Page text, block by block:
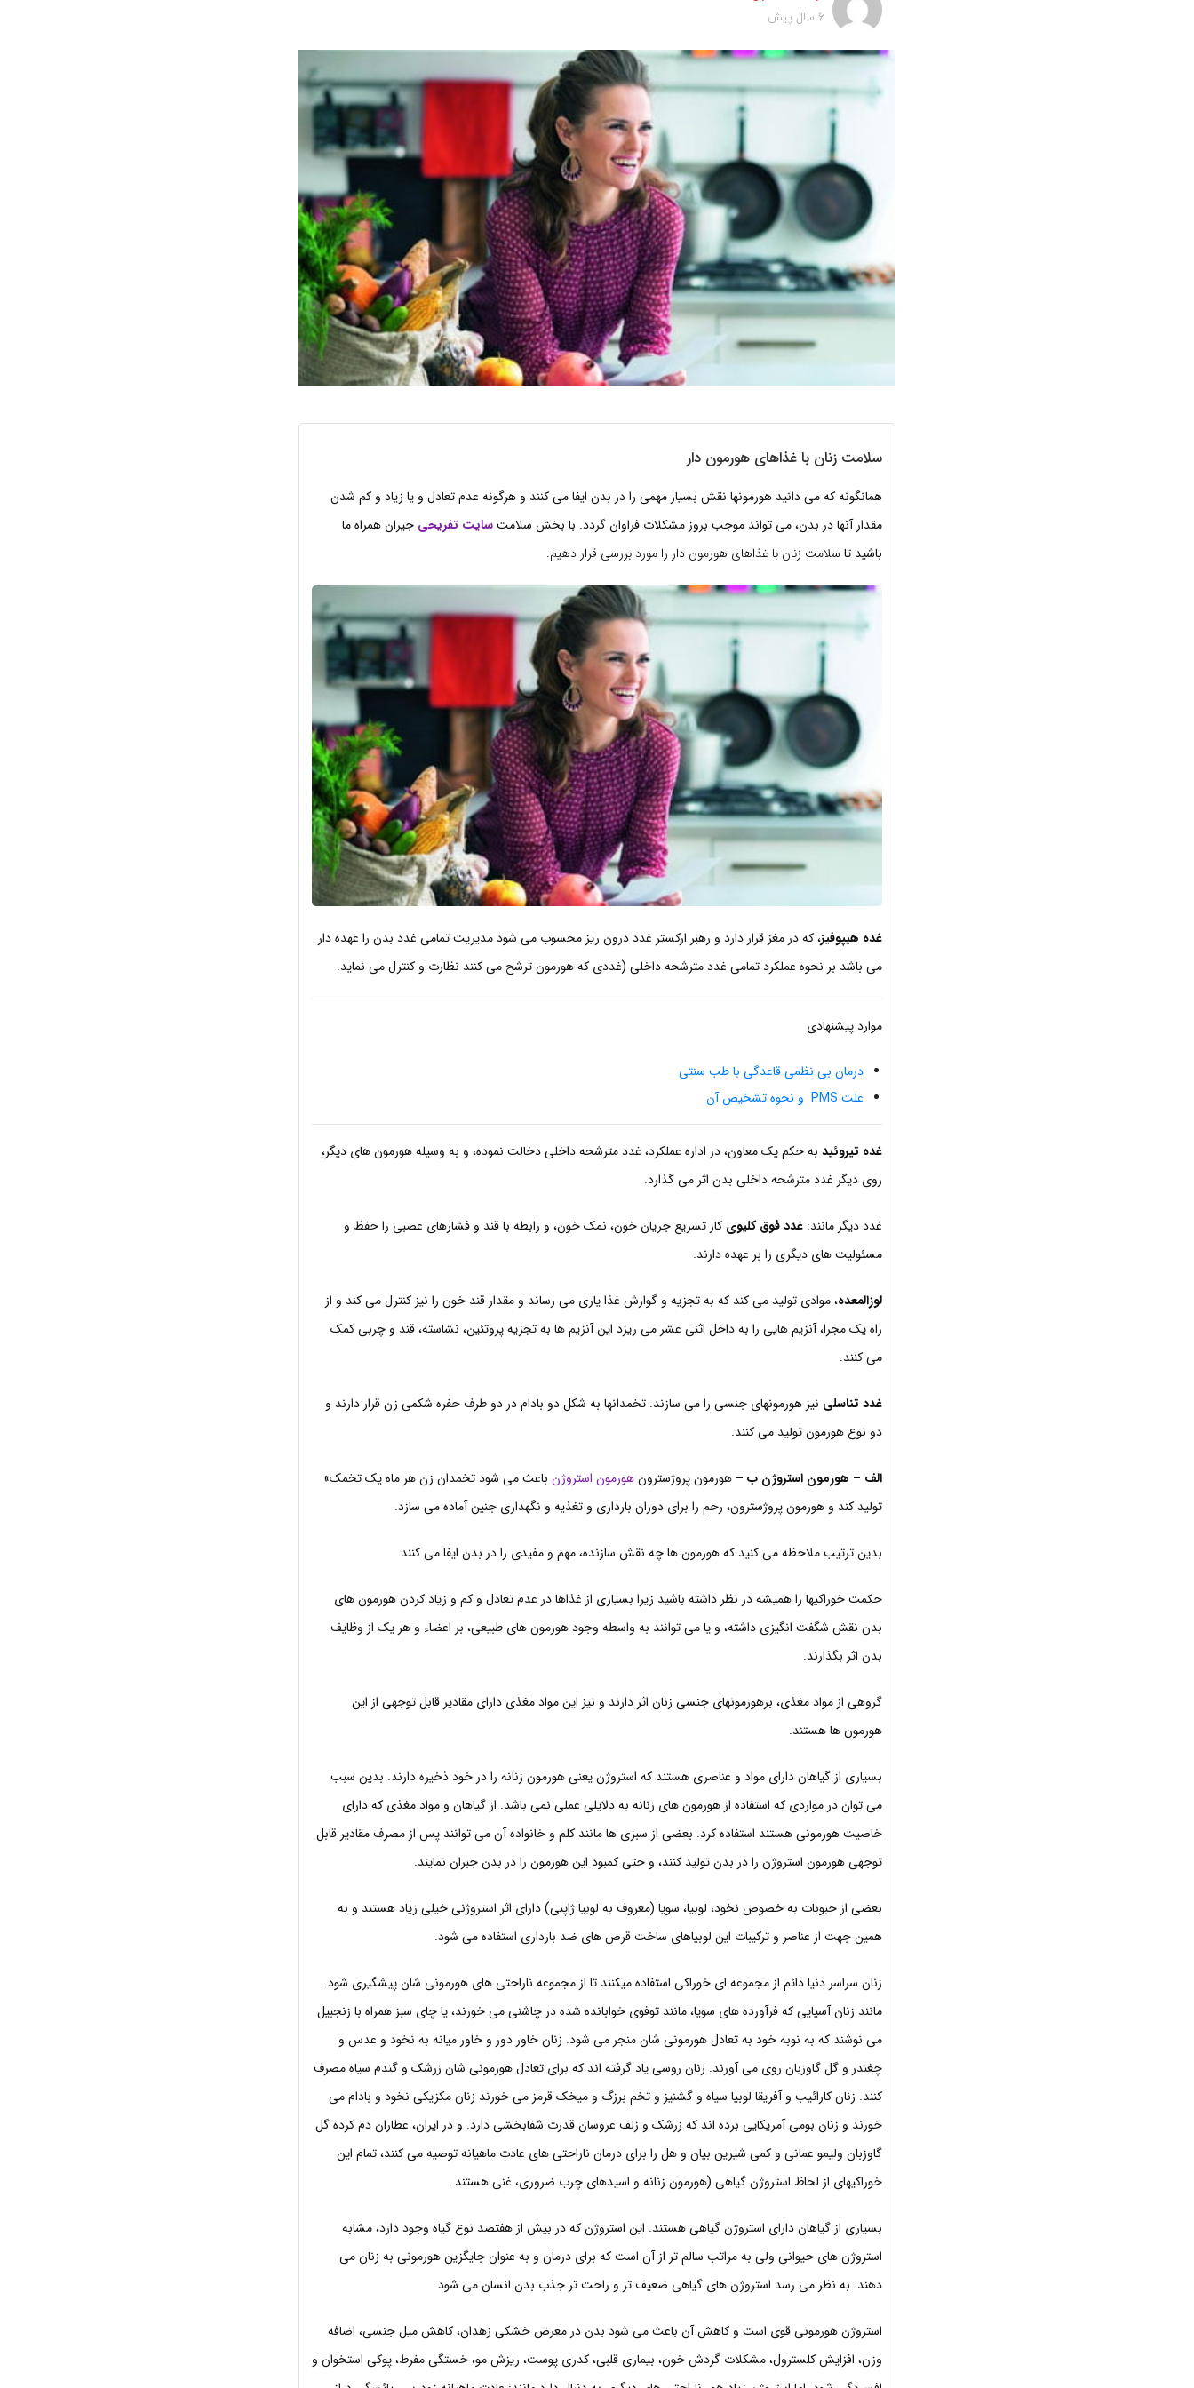
6 سال پیش
سلامت زنان با غذاهای هورمون دار
همانگونه که می دانید هورمونها نقش بسیار مهمی را در بدن ایفا می کنند و هرگونه عدم تعادل و یا زیاد و کم شدن
مقدار آنها در بدن، می تواند موجب بروز مشکلات فراوان گردد. با بخش سلامتسایت تفریحی جیران همراه ما
باشید تا سلامت زنان با غذاهای هورمون دار را مورد بررسی قرار دهیم.
غده هیپوفیز، که در مغز قرار دارد و رهبر ارکستر غدد درون ریز محسوب می شود مدیریت تمامی غدد بدن را عهده دار
می باشد بر نحوه عملکرد تمامی غدد مترشحه داخلی (غددی که هورمون ترشح می کنند نظارت و کنترل می نماید.
موارد پیشنهادی
درمان بی نظمی قاعدگی با طب سنتی
علت PMS و نحوه تشخیص آن
غده تیروئید به حکم یک معاون، در اداره عملکرد، غدد مترشحه داخلی دخالت نموده، و به وسیله هورمون های دیگر،
روی دیگر غدد مترشحه داخلی بدن اثر می گذارد.
غدد دیگر مانند: غدد فوق کلیوی کار تسریع جریان خون، نمک خون، و رابطه با قند و فشارهای عصبی را حفظ و
مسئولیت های دیگری را بر عهده دارند.
لوزالمعده، موادی تولید می کند که به تجزیه و گوارش غذا یاری می رساند و مقدار قند خون را نیز کنترل می کند و از
راه یک مجرا، آنزیم هایی را به داخل اثنی عشر می ریزد این آنزیم ها به تجزیه پروتئین، نشاسته، قند و چربی کمک
می کنند.
غدد تناسلی نیز هورمونهای جنسی را می سازند. تخمدانها به شکل دو بادام در دو طرف حفره شکمی زن قرار دارند و
دو نوع هورمون تولید می کنند.
الف – هورمون استروژن ب – هورمون پروژسترونهورمون استروژن باعث می شود تخمدان زن هر ماه یک تخمک»
تولید کند و هورمون پروژسترون، رحم را برای دوران بارداری و تغذیه و نگهداری جنین آماده می سازد.
بدین ترتیب ملاحظه می کنید که هورمون ها چه نقش سازنده، مهم و مفیدی را در بدن ایفا می کنند.
حکمت خوراکیها را همیشه در نظر داشته باشید زیرا بسیاری از غذاها در عدم تعادل و کم و زیاد کردن هورمون های
بدن نقش شگفت انگیزی داشته، و یا می توانند به واسطه وجود هورمون های طبیعی، بر اعضاء و هر یک از وظایف
بدن اثر بگذارند.
گروهی از مواد مغذی، برهورمونهای جنسی زنان اثر دارند و نیز این مواد مغذی دارای مقادیر قابل توجهی از این
هورمون ها هستند.
بسیاری از گیاهان دارای مواد و عناصری هستند که استروژن یعنی هورمون زنانه را در خود ذخیره دارند. بدین سبب
می توان در مواردی که استفاده از هورمون های زنانه به دلایلی عملی نمی باشد. از گیاهان و مواد مغذی که دارای
خاصیت هورمونی هستند استفاده کرد. بعضی از سبزی ها مانند کلم و خانواده آن می توانند پس از مصرف مقادیر قابل
توجهی هورمون استروژن را در بدن تولید کنند، و حتی کمبود این هورمون را در بدن جبران نمایند.
بعضی از حبوبات به خصوص نخود، لوبیا، سویا (معروف به لوبیا ژاپنی) دارای اثر استروژنی خیلی زیاد هستند و به
همین جهت از عناصر و ترکیبات این لوبیاهای ساخت قرص های ضد بارداری استفاده می شود.
زنان سراسر دنیا دائم از مجموعه ای خوراکی استفاده میکنند تا از مجموعه ناراحتی های هورمونی شان پیشگیری شود.
مانند زنان آسیایی که فرآورده های سویا، مانند توفوی خوابانده شده در چاشنی می خورند، یا چای سبز همراه با زنجبیل
می نوشند که به نوبه خود به تعادل هورمونی شان منجر می شود. زنان خاور دور و خاور میانه به نخود و عدس و
چغندر و گل گاوزبان روی می آورند. زنان روسی یاد گرفته اند که برای تعادل هورمونی شان زرشک و گندم سیاه مصرف
کنند. زنان کارائیب و آفریقا لوبیا سیاه و گشنیز و تخم برزگ و میخک قرمز می خورند زنان مکزیکی نخود و بادام می
خورند و زنان بومی آمریکایی برده اند که زرشک و زلف عروسان قدرت شفابخشی دارد. و در ایران، عطاران دم کرده گل
گاوزبان ولیمو عمانی و کمی شیرین بیان و هل را برای درمان ناراحتی های عادت ماهیانه توصیه می کنند، تمام این
خوراکیهای از لحاظ استروژن گیاهی (هورمون زنانه و اسیدهای چرب ضروری، غنی هستند.
بسیاری از گیاهان دارای استروژن گیاهی هستند. این استروژن که در بیش از هفتصد نوع گیاه وجود دارد، مشابه
استروژن های حیوانی ولی به مراتب سالم تر از آن است که برای درمان و به عنوان جایگزین هورمونی به زنان می
دهند. به نظر می رسد استروژن های گیاهی ضعیف تر و راحت تر جذب بدن انسان می شود.
استروژن هورمونی قوی است و کاهش آن باعث می شود بدن در معرض خشکی زهدان، کاهش میل جنسی، اضافه
وزن، افزایش کلسترول، مشکلات گردش خون، بیماری قلبی، کدری پوست، ریزش مو، خستگی مفرط، پوکی استخوان و